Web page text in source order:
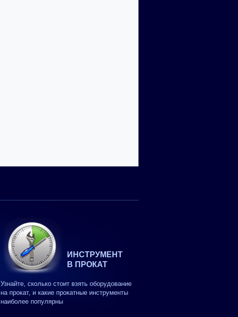
ИНСТРУМЕНТ
В ПРОКАТ
Узнайте, сколько стоит взять оборудование
на прокат, и какие прокатные инструменты
наиболее популярны